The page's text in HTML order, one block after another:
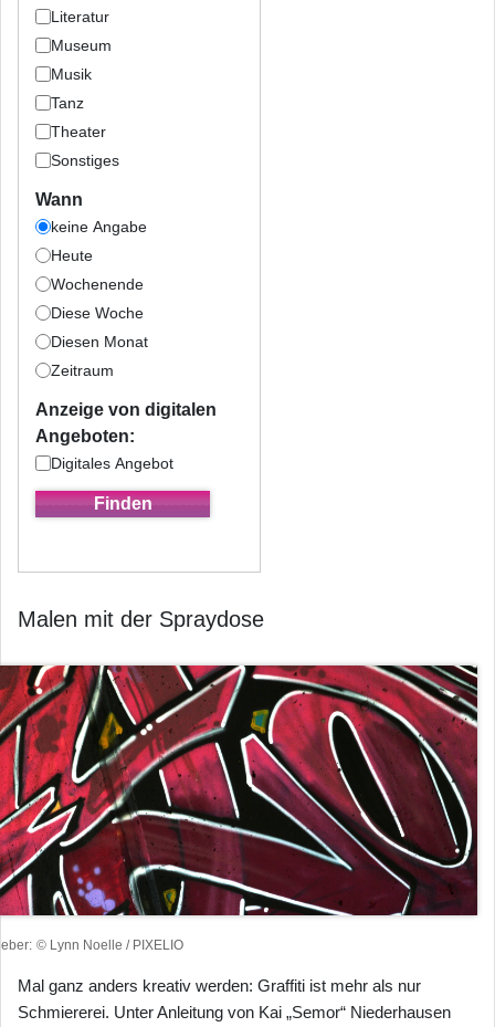
Literatur
Museum
Musik
Tanz
Theater
Sonstiges
Wann
keine Angabe
Heute
Wochenende
Diese Woche
Diesen Monat
Zeitraum
Anzeige von digitalen
Angeboten:
Digitales Angebot
Malen mit der Spraydose
© Lynn Noelle / PIXELIO
Mal ganz anders kreativ werden: Graffiti ist mehr als nur
Schmiererei. Unter Anleitung von Kai „Semor“ Niederhausen